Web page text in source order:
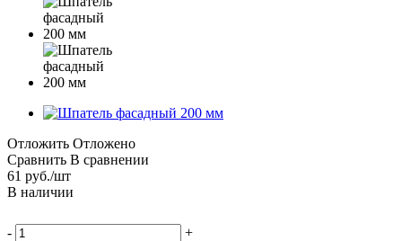
Отложить Отложено
Сравнить В сравнении
61 руб./шт
В наличии
-
+